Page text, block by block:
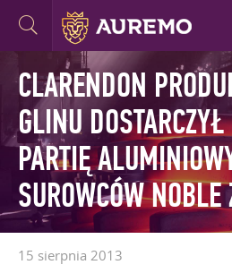
CLARENDON
GLINU
PARTIĘ
SUROWCÓW
15 sierpnia 2013